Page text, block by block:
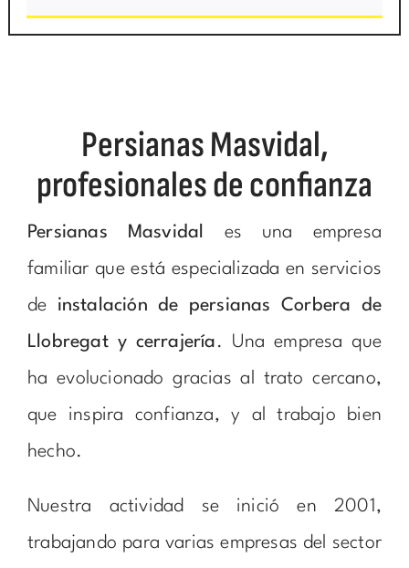
Persianas Masvidal,
profesionales de confianza
Persianas Masvidal es una empresa
familiar que está especializada en servicios
de instalación de persianas Corbera de
Llobregat y cerrajería . Una empresa que
ha evolucionado gracias al trato cercano,
que inspira confianza, y al trabajo bien
hecho.
Nuestra actividad se inició en 2001,
trabajando para varias empresas del sector